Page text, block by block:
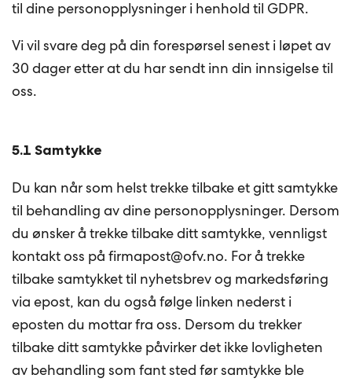
til dine personopplysninger i henhold til GDPR.
Vi vil svare deg på din forespørsel senest i løpet av
30 dager etter at du har sendt inn din innsigelse til
oss.
5.1 Samtykke
Du kan når som helst trekke tilbake et gitt samtykke
til behandling av dine personopplysninger. Dersom
du ønsker å trekke tilbake ditt samtykke, vennligst
kontakt oss på firmapost@ofv.no. For å trekke
tilbake samtykket til nyhetsbrev og markedsføring
via epost, kan du også følge linken nederst i
eposten du mottar fra oss. Dersom du trekker
tilbake ditt samtykke påvirker det ikke lovligheten
av behandling som fant sted før samtykke ble